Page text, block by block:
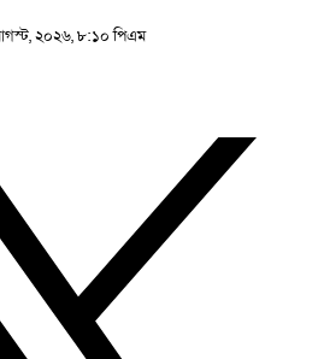
২০২৬, ৮:১০ পিএম